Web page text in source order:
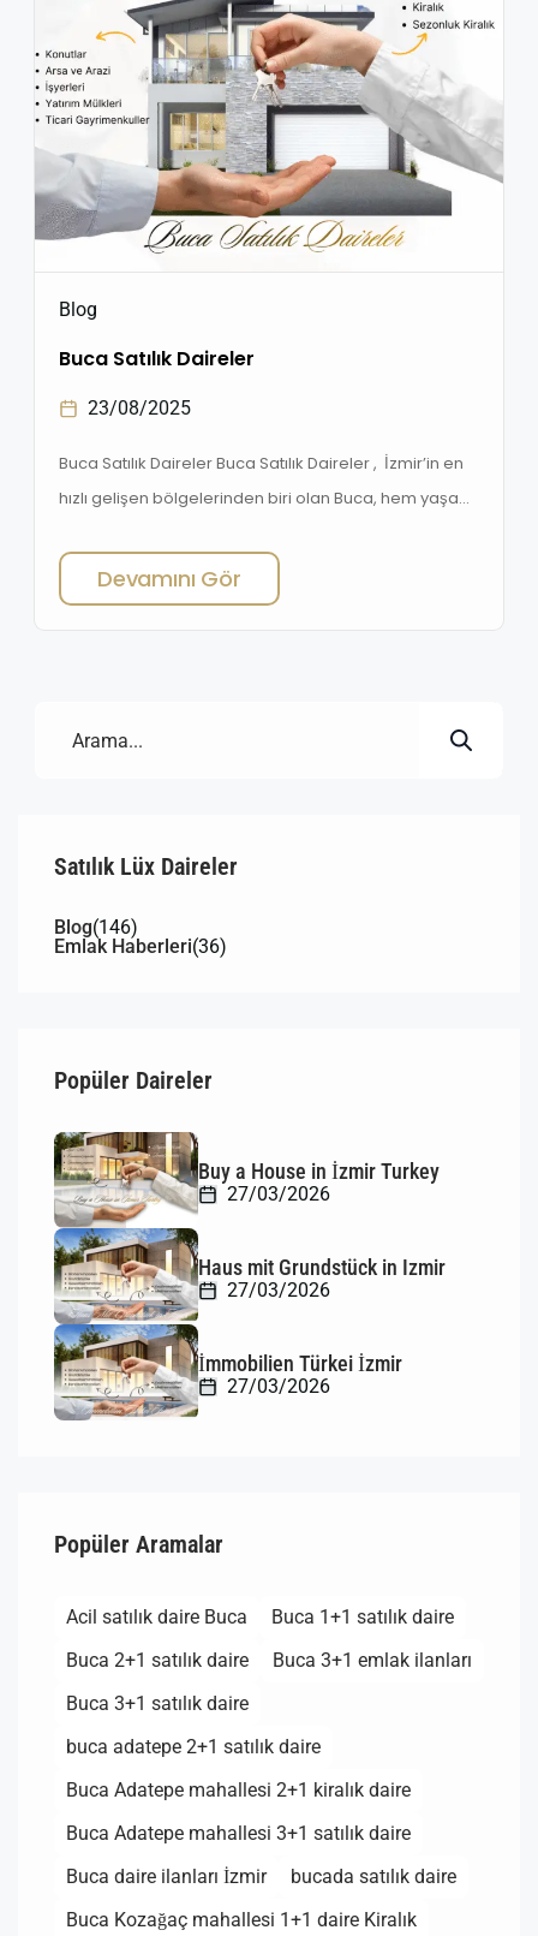
Blog
Buca Satılık Daireler
23/08/2025
Buca Satılık Daireler Buca Satılık Daireler , İzmir’in en
hızlı gelişen bölgelerinden biri olan Buca, hem yaşam
çekiyor. Ulaşım kolaylığı, üniversitelere ve sosyal
yaşam alanlarına yakınlığı sayesinde Buca satılık
daire her geçen gün daha fazla ilgi görüyor. Buca
Devamını Gör
Satılık Lüx Daireler
Blog(146)
Emlak Haberleri(36)
Popüler Daireler
Buy a House in İzmir Turkey
27/03/2026
Haus mit Grundstück in Izmir
27/03/2026
İmmobilien Türkei İzmir
27/03/2026
Popüler Aramalar
Acil satılık daire Buca
Buca 1+1 satılık daire
Buca 2+1 satılık daire
Buca 3+1 emlak ilanları
Buca 3+1 satılık daire
buca adatepe 2+1 satılık daire
Buca Adatepe mahallesi 2+1 kiralık daire
Buca Adatepe mahallesi 3+1 satılık daire
Buca daire ilanları İzmir
bucada satılık daire
Buca Kozağaç mahallesi 1+1 daire Kiralık